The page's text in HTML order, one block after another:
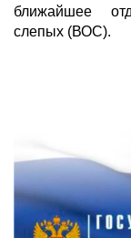
ближайшее
слепых (ВОС).